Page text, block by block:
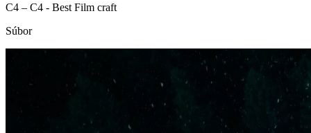
C4 – C4 - Best Film craft
Súbor